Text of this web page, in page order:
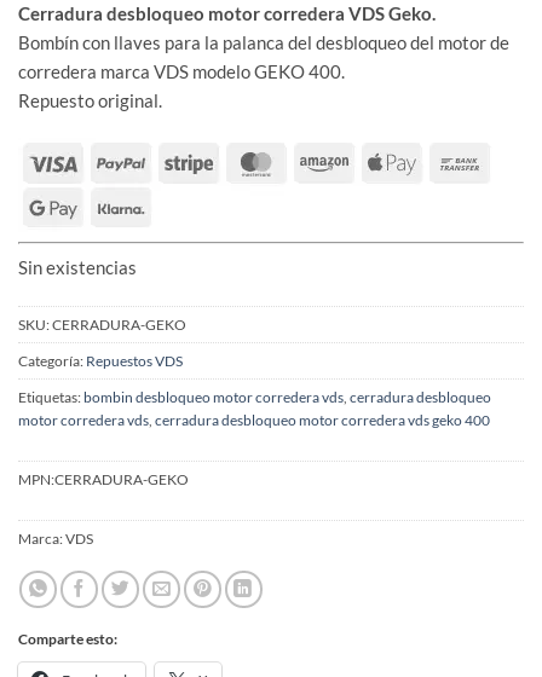
Cerradura desbloqueo motor corredera VDS Geko.
Bombín con llaves para la palanca del desbloqueo del motor de
corredera marca VDS modelo GEKO 400.
Repuesto original.
Sin existencias
SKU:CERRADURA-GEKO
Categoría: Repuestos VDS
Etiquetas: bombin desbloqueo motor corredera vds cerradura desbloqueo
motor corredera vds cerradura desbloqueo motor corredera vds geko 400
MPN:CERRADURA-GEKO
Marca:VDS
Comparte esto: